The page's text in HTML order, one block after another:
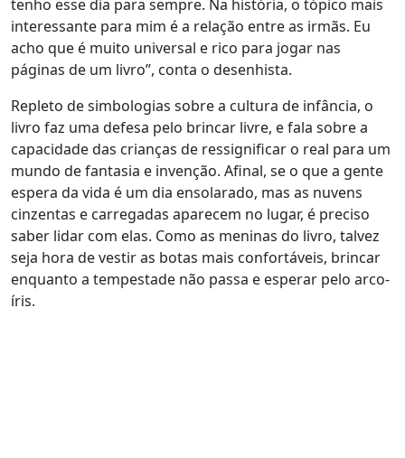
tenho esse dia para sempre. Na história, o tópico mais
interessante para mim é a relação entre as irmãs. Eu
acho que é muito universal e rico para jogar nas
páginas de um livro”, conta o desenhista.
Repleto de simbologias sobre a cultura de infância, o
livro faz uma defesa pelo brincar livre, e fala sobre a
capacidade das crianças de ressignificar o real para um
mundo de fantasia e invenção. Afinal, se o que a gente
espera da vida é um dia ensolarado, mas as nuvens
cinzentas e carregadas aparecem no lugar, é preciso
saber lidar com elas. Como as meninas do livro, talvez
seja hora de vestir as botas mais confortáveis, brincar
enquanto a tempestade não passa e esperar pelo arco-
íris.